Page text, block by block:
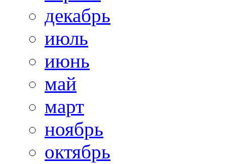
декабрь
июль
июнь
май
март
ноябрь
октябрь